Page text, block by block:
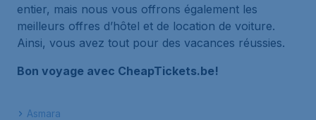
entier, mais nous vous offrons également les
meilleurs offres d’hôtel et de location de voiture.
Ainsi, vous avez tout pour des vacances réussies.
Bon voyage avec CheapTickets.be!
Asmara